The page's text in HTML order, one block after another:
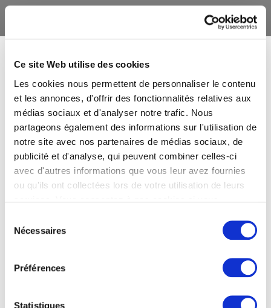
Ce site Web utilise des cookies
Les cookies nous permettent de personnaliser le contenu
et les annonces, d'offrir des fonctionnalités relatives aux
médias sociaux et d'analyser notre trafic. Nous
partageons également des informations sur l'utilisation de
notre site avec nos partenaires de médias sociaux, de
publicité et d'analyse, qui peuvent combiner celles-ci
avec d'autres informations que vous leur avez fournies
ou qu'ils ont collectées lors de votre utilisation de leurs
Nécessaires
Préférences
Statistiques